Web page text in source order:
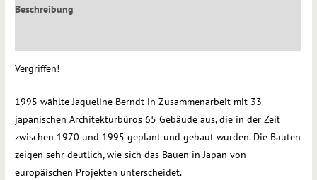
Beschreibung
Vergriffen!
1995 wählte Jaqueline Berndt in Zusammenarbeit mit 33
japanischen Architekturbüros 65 Gebäude aus, die in der Zeit
zwischen 1970 und 1995 geplant und gebaut wurden. Die Bauten
zeigen sehr deutlich, wie sich das Bauen in Japan von
europäischen Projekten unterscheidet.